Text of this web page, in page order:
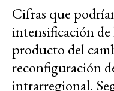
Cifras que
intensificación
producto del
reconfiguración
intrarregional.